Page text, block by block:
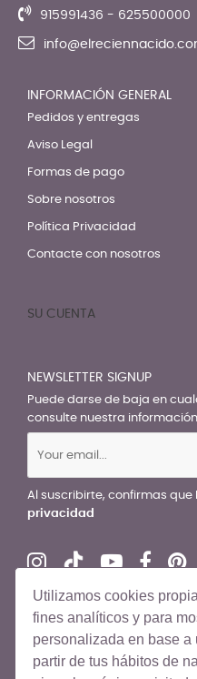
Utilizamos cookies
fines analíticos y para
personalizada en base a
partir de tus hábitos de
915991436 - 625500000
INFORMACIÓN GENERAL
Pedidos y entregas
Aviso Legal
Formas de pago
Sobre nosotros
Política Privacidad
Contacte con nosotros
SU CUENTA
NEWSLETTER SIGNUP
Puede darse de baja en
consulte nuestra
Al suscribirte, confirmas que
privacidad
© El Recién Nacido 2026.